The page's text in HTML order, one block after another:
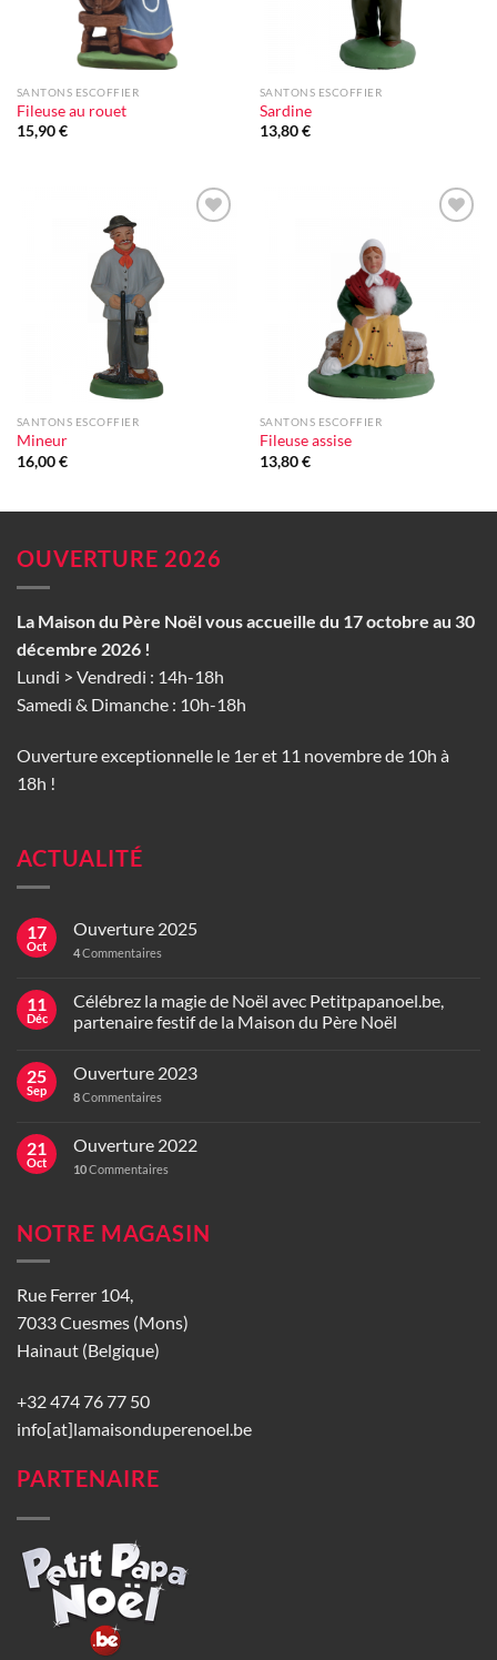
SANTONS ESCOFFIER
Fileuse au rouet
15,90€
SANTONS ESCOFFIER
Sardine
13,80€
SANTONS ESCOFFIER
Mineur
16,00€
SANTONS ESCOFFIER
Fileuse assise
13,80€
OUVERTURE 2026
La Maison du Père Noël vous accueille du 17 octobre au 30
décembre 2026 !
Lundi > Vendredi : 14h-18h
Samedi & Dimanche : 10h-18h
Ouverture exceptionnelle le 1er et 11 novembre de 10h à
18h !
ACTUALITÉ
17
Oct
Ouverture 2025
4Commentaires
11
Déc
Célébrez la magie de Noël avec Petitpapanoel.be,
partenaire festif de la Maison du Père Noël
25
Sep
Ouverture 2023
8Commentaires
21
Oct
Ouverture 2022
10Commentaires
NOTRE MAGASIN
Rue Ferrer 104,
7033 Cuesmes (Mons)
Hainaut (Belgique)
+32 474 76 77 50
info[at]lamaisonduperenoel.be
PARTENAIRE